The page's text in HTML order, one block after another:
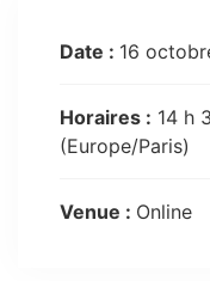
Date : 16
Horaires : 14 h
(Europe/Paris)
Venue : Online